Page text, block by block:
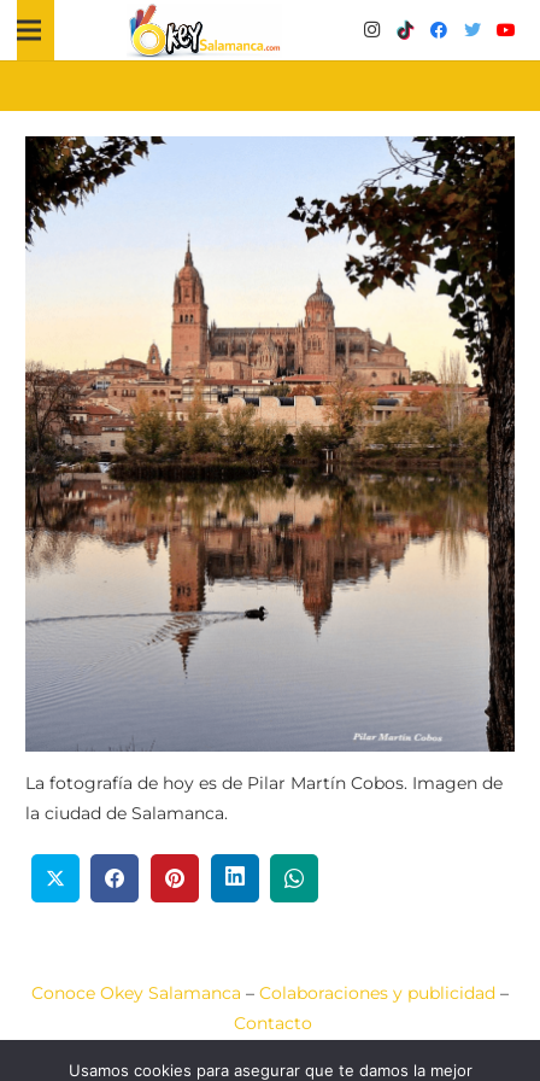
La fotografía de hoy es de Pilar Martín Cobos. Imagen de
la ciudad de Salamanca.
Conoce Okey Salamanca – Colaboraciones y publicidad –
Contacto
Usamos cookies para asegurar que te damos la mejor